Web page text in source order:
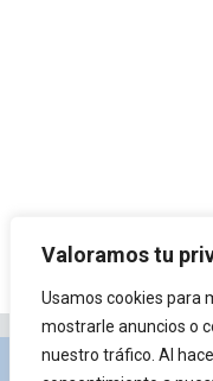
Valoramos tu
Usamos cookies para
mostrarle anuncios o
nuestro tráfico. Al